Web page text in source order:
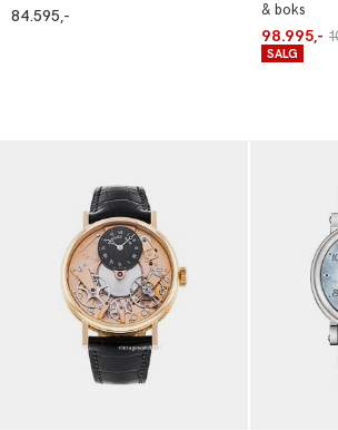
84.595,-
& boks
98.995,-
SALG